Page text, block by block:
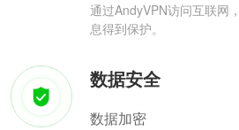
通过AndyVPN访问互联网
息得到保护。
数据安全
数据加密